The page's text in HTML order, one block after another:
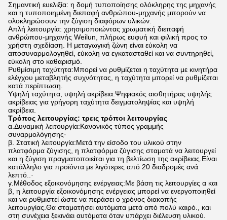
Σημαντική ευελιξία: η δομή τυποποίησης ολόκληρης της μηχανής
και η τυποποιημένη διεπαφή ανθρώπου-μηχανής μπορούν να
ολοκληρώσουν την ζύγιση διαφόρων υλικών.
Απλή λειτουργία: χρησιμοποιώντας χρωματική διεπαφή
ανθρώπου-μηχανής Weilun, πλήρως ευφυή και φιλική προς το
χρήστη σχεδίαση. Η μεταγωγική ζώνη είναι εύκολη να
αποσυναρμολογηθεί, εύκολη να εγκατασταθεί και να συντηρηθεί,
εύκολη στο καθαρισμό.
Ρυθμίσιμη ταχύτητα:Μπορεί να ρυθμίζεται η ταχύτητα με κινητήρα
ελέγχου μεταβλητής συχνότητας, η ταχύτητα μπορεί να ρυθμίζεται
κατά περίπτωση.
Υψηλή ταχύτητα, υψηλή ακρίβεια:Ψηφιακός αισθητήρας υψηλής
ακρίβειας για γρήγορη ταχύτητα δειγματοληψίας και υψηλή
ακρίβεια.
Τρόπος λειτουργίας: τρεις τρόποι λειτουργίας
α.Δυναμική λειτουργία:Κανονικός τύπος γραμμής
συναρμολόγησης·
β. Στατική λειτουργία:Μετά την είσοδο του υλικού στην
πλατφόρμα ζύγισης, η πλατφόρμα ζύγισης σταματά να λειτουργεί
και η ζύγιση πραγματοποιείται για τη βελτίωση της ακρίβειας.Είναι
κατάλληλο για προϊόντα με λιγότερες από 20 διαδρομές ανά
λεπτό..·
γ.Μέθοδος εξοικονόμησης ενέργειας:Με βάση τις λειτουργίες α και
β, η λειτουργία εξοικονόμησης ενέργειας μπορεί να ενεργοποιηθεί
και να ρυθμιστεί ώστε να περάσει ο χρόνος διακοπής
λειτουργίας.Θα σταματήσει αυτόματα μετά από πολύ καιρό., και
στη συνέχεια ξεκινάει αυτόματα όταν υπάρχει διέλευση υλικού.